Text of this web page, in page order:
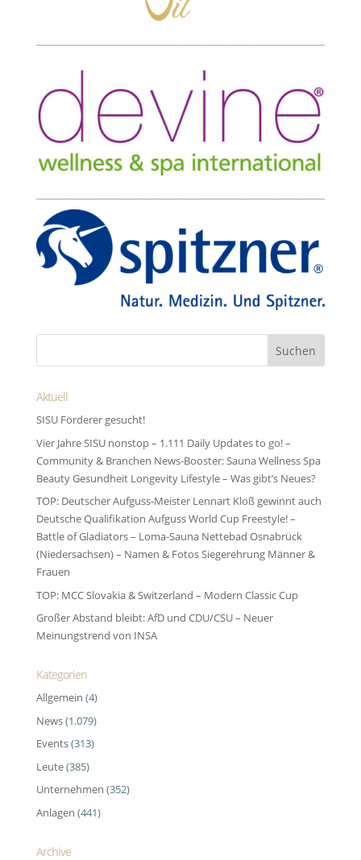
Aktuell
SISU Förderer gesucht!
Vier Jahre SISU nonstop – 1.111 Daily Updates to go! –
Community & Branchen News-Booster: Sauna Wellness Spa
Beauty Gesundheit Longevity Lifestyle – Was gibt’s Neues?
TOP: Deutscher Aufguss-Meister Lennart Kloß gewinnt auch
Deutsche Qualifikation Aufguss World Cup Freestyle! –
Battle of Gladiators – Loma-Sauna Nettebad Osnabrück
(Niedersachsen) – Namen & Fotos Siegerehrung Männer &
Frauen
TOP: MCC Slovakia & Switzerland – Modern Classic Cup
Großer Abstand bleibt: AfD und CDU/CSU – Neuer
Meinungstrend von INSA
Kategorien
Allgemein (4)
News(1.079)
Events(313)
Leute(385)
Unternehmen (352)
Anlagen (441)
Archive